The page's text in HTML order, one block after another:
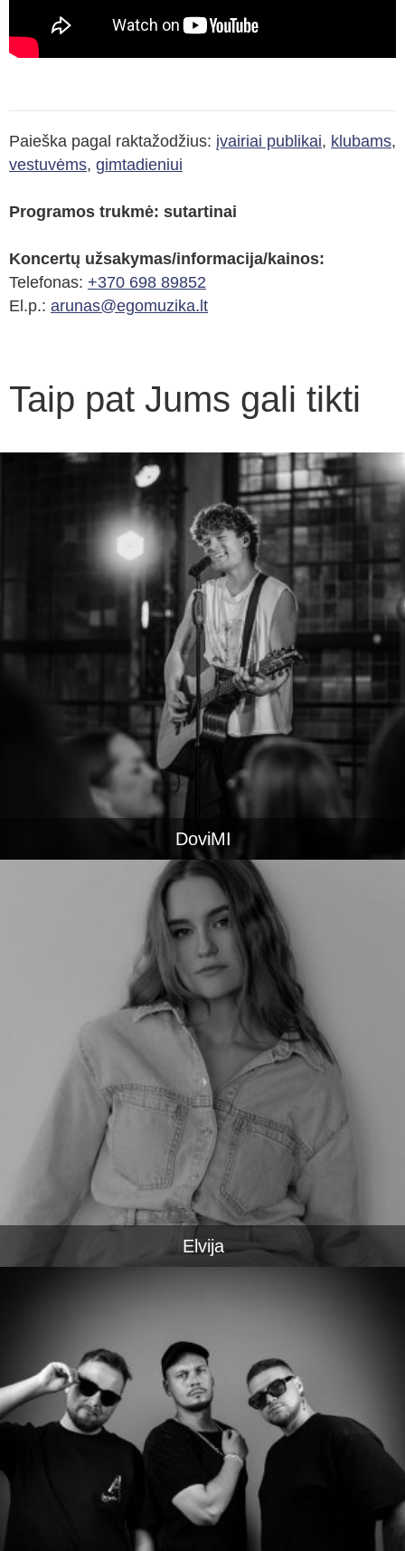
Paieška pagal raktažodžius: įvairiai publikai, klubams,
vestuvėms, gimtadieniui
Programos trukmė: sutartinai
Koncertų užsakymas/informacija/kainos:
Telefonas: +370 698 89852
El.p.: arunas@egomuzika.lt
Taip pat Jums gali tikti
DoviMI
Elvija